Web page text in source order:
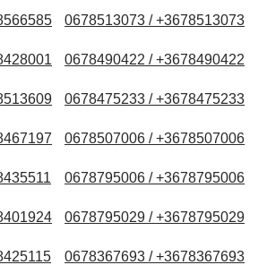
0678513073 / +3678513073
0678490422 / +3678490422
0678475233 / +3678475233
0678507006 / +3678507006
0678795006 / +3678795006
0678795029 / +3678795029
0678367693 / +3678367693